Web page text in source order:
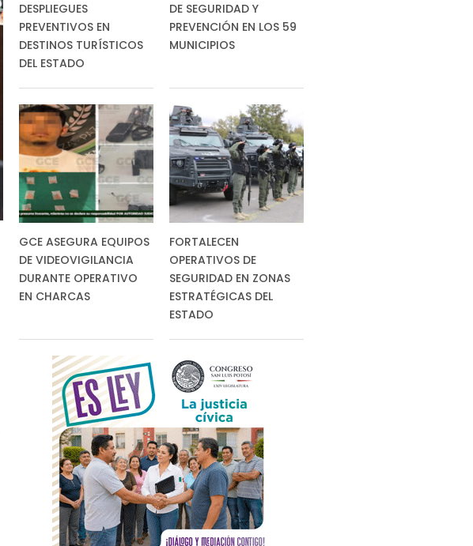
DESPLIEGUES
PREVENTIVOS EN
DESTINOS TURÍSTICOS
DEL ESTADO
DE SEGURIDAD Y
PREVENCIÓN EN LOS 59
MUNICIPIOS
GCE ASEGURA EQUIPOS
DE VIDEOVIGILANCIA
DURANTE OPERATIVO
EN CHARCAS
FORTALECEN
OPERATIVOS DE
SEGURIDAD EN ZONAS
ESTRATÉGICAS DEL
ESTADO